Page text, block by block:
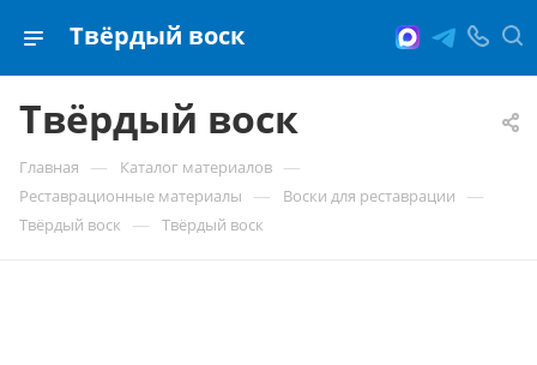
Твёрдый воск
Твёрдый воск
Главная — Каталог материалов —
Реставрационные материалы — Воски для реставрации —
Твёрдый воск — Твёрдый воск